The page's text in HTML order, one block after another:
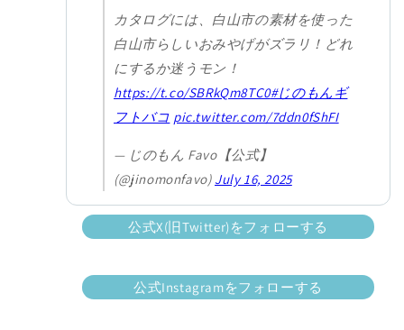
カタログには、白山市の素材を使った
白山市らしいおみやげがズラリ！どれ
にするか迷うモン！
https://t.co/SBRkQm8TC0#じのもんギ
フトバコ pic.twitter.com/7ddn0fShFI
— じのもん Favo【公式】
(@jinomonfavo) July 16, 2025
公式X(旧Twitter)をフォローする
公式Instagramをフォローする